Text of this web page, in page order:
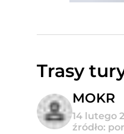
Trasy
MOKR
14 lutego
źródło: